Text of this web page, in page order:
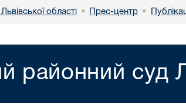
області • Прес-центр •
районний суд